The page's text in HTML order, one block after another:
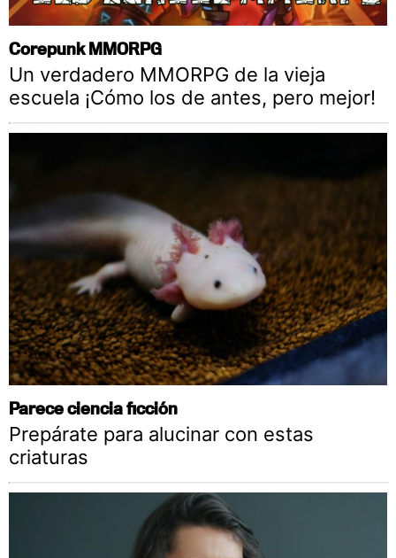
Corepunk MMORPG
Un verdadero MMORPG de la vieja
escuela ¡Cómo los de antes, pero mejor!
Parece ciencia ficción
Prepárate para alucinar con estas
criaturas